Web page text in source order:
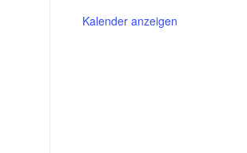
Kalender anzeigen